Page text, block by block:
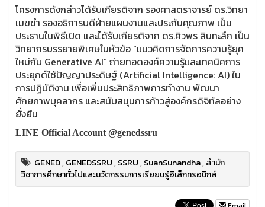
โครงการดังกล่าวได้รับเกียรติจาก รองศาสตราจารย์ ดร.วิทยา
เมฆขำ รองอธิการบดีฝ่ายแผนงานและประกันคุณภาพ เป็น
ประธานในพิธีเปิด และได้รับเกียรติจาก ดร.ศิวพร ลินทะลึก เป็น
วิทยากรบรรยายพิเศษในหัวข้อ “แนวคิดการจัดการความรู้ยุค
ใหม่กับ Generative AI” ถ่ายทอดองค์ความรู้และเทคนิคการ
ประยุกต์ใช้ปัญญาประดิษฐ์ (Artificial Intelligence: AI) ใน
การปฏิบัติงาน เพื่อเพิ่มประสิทธิภาพการทำงาน พัฒนา
ศักยภาพบุคลากร และสนับสนุนการก้าวสู่องค์กรดิจิทัลอย่าง
ยั่งยืน
LINE Official Account @genedssru
GENED,GENEDSSRU,SSRU,SuanSunandha,สำนัก
วิชาการศึกษาทั่วไปและนวัตกรรมการเรียยนรู้อิเล็กทรอนิกส์